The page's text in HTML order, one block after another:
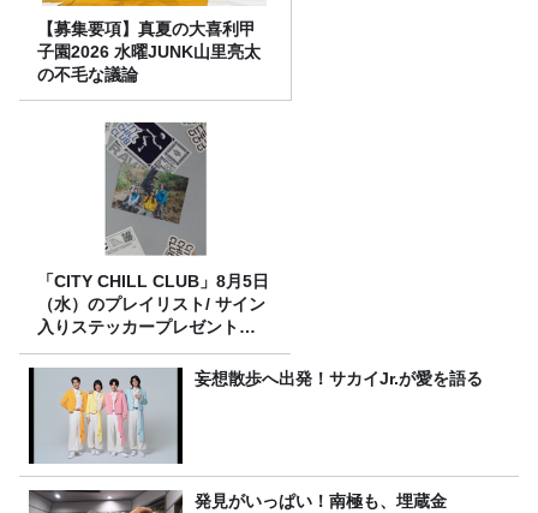
【募集要項】真夏の大喜利甲
子園2026 水曜JUNK山里亮太
の不毛な議論
「CITY CHILL CLUB」8月5日
（水）のプレイリスト/ サイン
入りステッカープレゼント有
り
妄想散歩へ出発！サカイJr.が愛を語る
発見がいっぱい！南極も、埋蔵金